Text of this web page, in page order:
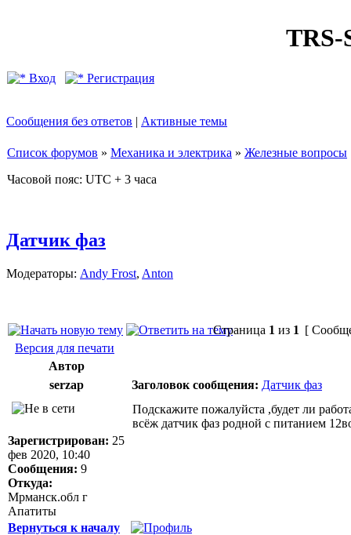
TRS-
Вход Регистрация
Сообщения без ответов | Активные темы
Список форумов » Механика и электрика » Железные вопросы
Часовой пояс: UTC + 3 часа
Датчик фаз
Модераторы: Andy Frost, Anton
Страница 1 из 1 [
Версия для печати
Автор
serzap
Заголовок сообщения: Датчик фаз
Зарегистрирован: 25
фев 2020, 10:40
Сообщения: 9
Откуда:
Мрманск.обл г
Апатиты
Подскажите пожалуйста ,будет ли
всёж датчик фаз родной с питанием
Вернуться к началу